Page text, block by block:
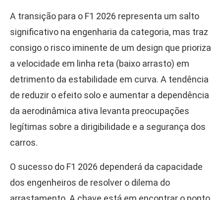
A transição para o F1 2026 representa um salto
significativo na engenharia da categoria, mas traz
consigo o risco iminente de um design que prioriza
a velocidade em linha reta (baixo arrasto) em
detrimento da estabilidade em curva. A tendência
de reduzir o efeito solo e aumentar a dependência
da aerodinâmica ativa levanta preocupações
legítimas sobre a dirigibilidade e a segurança dos
carros.
O sucesso do F1 2026 dependerá da capacidade
dos engenheiros de resolver o dilema do